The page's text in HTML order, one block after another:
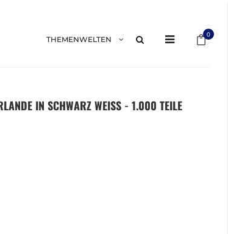
0
THEMENWELTEN
IN SCHWARZ WEISS - 1.000 TEILE